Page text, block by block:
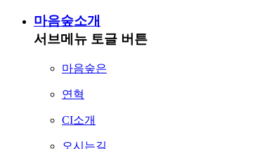
마음숲소개
서브메뉴 토글 버튼
마음숲은
연혁
CI소개
오시는길